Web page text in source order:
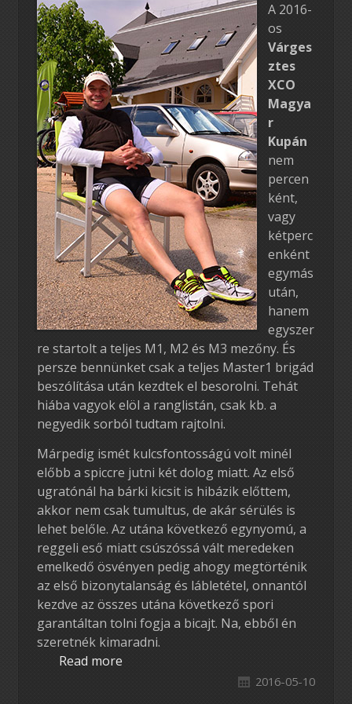
A 2016-
os
Várges
ztes
XCO
Magya
r
Kupán
nem
percen
ként,
vagy
kétperc
enként
egymás
után,
hanem
egyszer
re startolt a teljes M1, M2 és M3 mezőny. És
persze bennünket csak a teljes Master1 brigád
beszólítása után kezdtek el besorolni. Tehát
hiába vagyok elöl a ranglistán, csak kb. a
negyedik sorból tudtam rajtolni.
Márpedig ismét kulcsfontosságú volt minél
előbb a spiccre jutni két dolog miatt. Az első
ugratónál ha bárki kicsit is hibázik előttem,
akkor nem csak tumultus, de akár sérülés is
lehet belőle. Az utána következő egynyomú, a
reggeli eső miatt csúszóssá vált meredeken
emelkedő ösvényen pedig ahogy megtörténik
az első bizonytalanság és lábletétel, onnantól
kezdve az összes utána következő spori
garantáltan tolni fogja a bicajt. Na, ebből én
szeretnék kimaradni.
Read more
2016-05-10